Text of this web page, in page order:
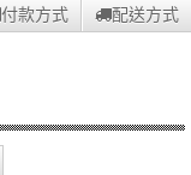
付款方式 配送方式